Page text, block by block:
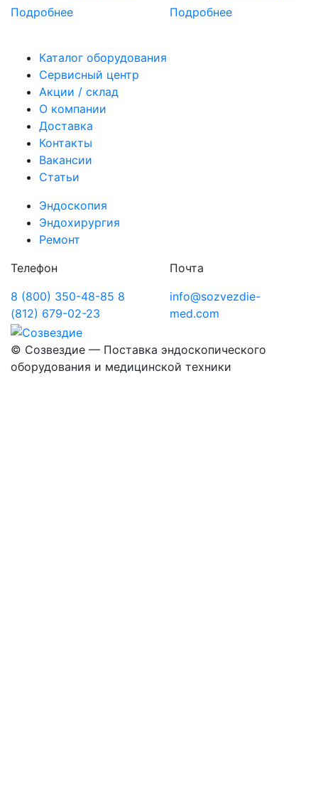
Подробнее Подробнее
Каталог оборудования
Сервисный центр
Акции / склад
О компании
Доставка
Контакты
Вакансии
Статьи
Эндоскопия
Эндохирургия
Ремонт
Телефон
8 (800) 350-48-85 8
(812) 679-02-23
Почта
info@sozvezdie-
med.com
© Созвездие — Поставка эндоскопического
оборудования и медицинской техники